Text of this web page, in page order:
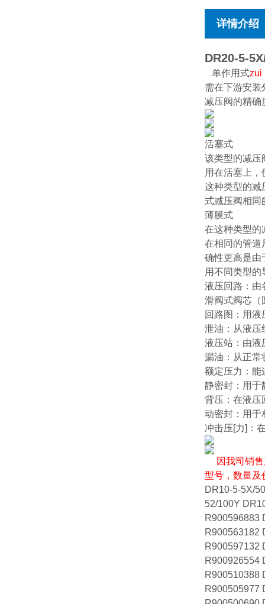
详情介绍
DR20-5-
单作用式zui
需在下游安装
减压阀的精确
活塞式
该类型的减
用在活塞上
这种类型的减
式减压阀相同
薄膜式
在这种类型的
在相同的管道
确性更高是由
用不同类型
液压回路：由
滑阀式阀芯（
回路图： 用液
泄油：从液压
液压站：由液
漏油：从正常
额定压力：能
静密封：用于
背压：在液压
动密封：用于
冲击压[力]：
因我司销
型号，数量及
DR10-5-5X/
52/100Y
R900596883
R900563182
R900597132
R900926554
R900510388
R900505977